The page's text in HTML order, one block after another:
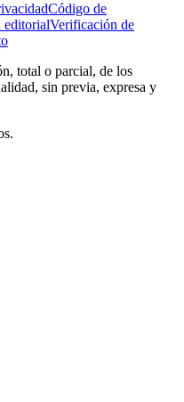
Código de
editorialVerificación de
total o parcial, de los
sin previa, expresa y